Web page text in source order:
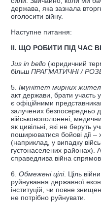
держава, яка зазнала
оголосити війну.
Наступне питання:
ІІ. ЩО РОБИТИ ПІД ЧАС
Jus in bello (юридичний
більш ПРАГМАТИЧНІ /
5. Імунітет мирних
акт держави, брати участь
є офіційними
залучених безпосередньо
військовополонені,
як цивільні, які не беруть
поширюватися бойові дії
(наприклад, у випадку
густонаселених районах).
справедлива війна
6. Обмежені цілі. Ціль
руйнування державної
інституцій, чи повне
не потрібно руйнувати.